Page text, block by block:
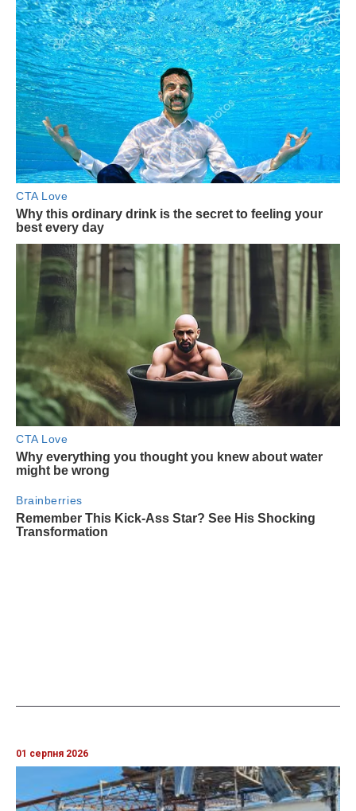
01 серпня 2026